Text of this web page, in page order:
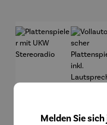
Melden Sie